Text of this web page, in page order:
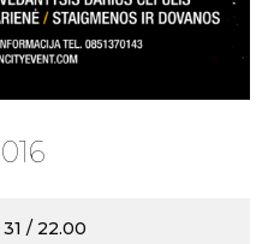
31 / 22.00